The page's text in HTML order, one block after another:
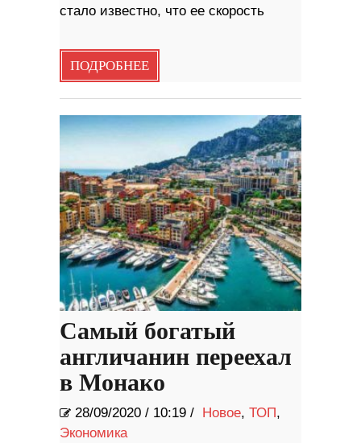
стало известно, что ее скорость
ПОДРОБНЕЕ
Самый богатый
англичанин переехал
в Монако
28/09/2020 / 10:19 / Новое, ТОП,
Экономика